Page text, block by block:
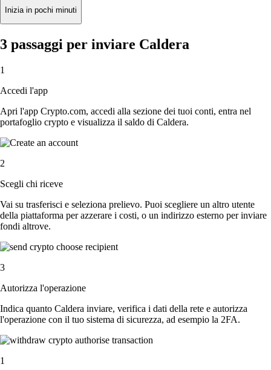
Inizia in pochi minuti
3 passaggi per inviare Caldera
1
Accedi l'app
Apri l'app Crypto.com, accedi alla sezione dei tuoi conti, entra nel
portafoglio crypto e visualizza il saldo di Caldera.
2
Scegli chi riceve
Vai su trasferisci e seleziona prelievo. Puoi scegliere un altro utente
della piattaforma per azzerare i costi, o un indirizzo esterno per inviare
fondi altrove.
3
Autorizza l'operazione
Indica quanto Caldera inviare, verifica i dati della rete e autorizza
l'operazione con il tuo sistema di sicurezza, ad esempio la 2FA.
1